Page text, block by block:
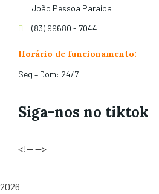
João Pessoa Paraiba
(83) 99680 - 7044
Horário de funcionamento:
Seg – Dom: 24/7
Siga-nos no tiktok
<!-- -->
2026